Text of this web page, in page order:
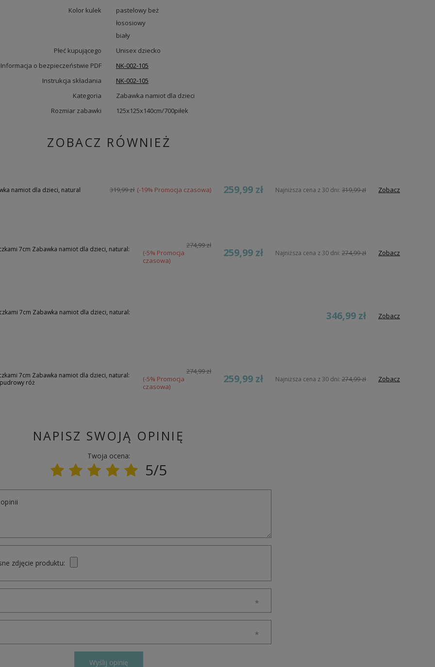
Kolor kulek
pastelowy beż
łososiowy
biały
Płeć kupującego
Unisex dziecko
Informacja o bezpieczeństwie PDF
NK-002-105
Instrukcja składania
NK-002-105
Kategoria
Zabawka namiot dla dzieci
Rozmiar zabawki
125x125x140cm/700piłek
ZOBACZ RÓWNIEŻ
namiot dla dzieci, natural 319,99 zł (-19% Promocja czasowa) 259,99 zł Najniższa cena z 30 dni: 319,99 zł Zobacz
7cm Zabawka namiot dla dzieci, natural:
274,99 zł
(-5% Promocja
czasowa)
259,99 zł Najniższa cena z 30 dni: 274,99 zł Zobacz
7cm Zabawka namiot dla dzieci, natural:
346,99 zł Zobacz
7cm Zabawka namiot dla dzieci, natural:
róż
274,99 zł
(-5% Promocja
czasowa)
259,99 zł Najniższa cena z 30 dni: 274,99 zł Zobacz
NAPISZ SWOJĄ OPINIĘ
Twoja ocena:
5/5
zdjęcie produktu:
Wyślij opinię